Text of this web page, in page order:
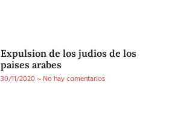
Expulsion de los judios de los
paises arabes
30/11/2020
No hay comentarios